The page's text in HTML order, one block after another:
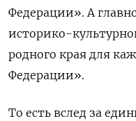
Федерации». А
историко-
родного края для
Федерации».
То есть вслед за